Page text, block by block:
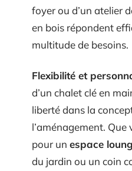
foyer ou d’un atelier
en bois répondent
multitude de besoins.
Flexibilité et
d’un chalet clé en
liberté dans la
l’aménagement.
pour un espace
du jardin ou un coin